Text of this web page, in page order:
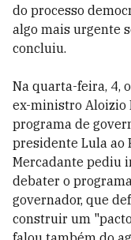
do processo
algo mais urgente
concluiu.
Na quarta-feira, 4,
ex-ministro Aloizio
programa de
presidente Lula ao
Mercadante pediu
debater o
governador, que
construir um